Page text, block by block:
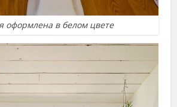
оформлена в белом цвете